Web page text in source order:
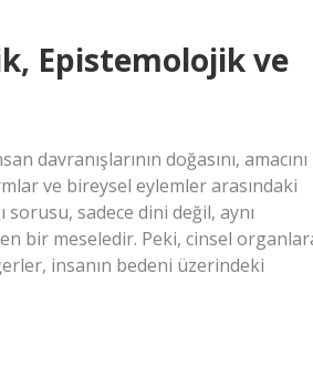
Epistemolojik ve
davranışlarının doğasını, amacını
ve bireysel eylemler arasındaki
sorusu, sadece dini değil, aynı
bir meseledir. Peki, cinsel
insanın bedeni üzerindeki